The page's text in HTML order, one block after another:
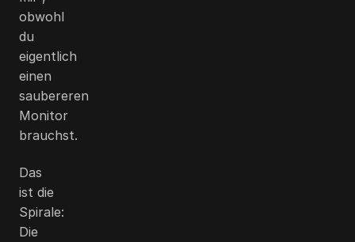
obwohl
du
eigentlich
einen
saubereren
Monitor
brauchst.
Das
ist die
Spirale:
Die